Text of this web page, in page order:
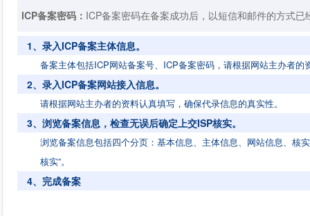
ICP备案密码： ICP备案密码在备案成功后， 以短信和邮件的方式已
1、录入ICP备案主体信息。
备案主体包括ICP网站备案号、ICP备案密码，请根据网站主办者
2、录入ICP备案网站接入信息。
请根据网站主办者的资料认真填写，确保代录信息的真实性。
3、浏览备案信息，检查无误后确定上交ISP核实。
浏览备案信息包括四个分页：基本信息、主体信息、网站信息、核
核实”。
4、完成备案